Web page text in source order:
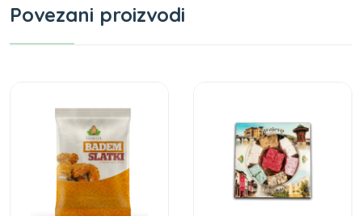
Povezani proizvodi